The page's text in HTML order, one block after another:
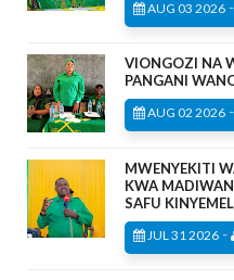
AUG 03 2026 -
VIONGOZI NA
PANGANI
AUG 02 2026 -
MWENYEKITI
KWA
SAFU
JUL 31 2026 -